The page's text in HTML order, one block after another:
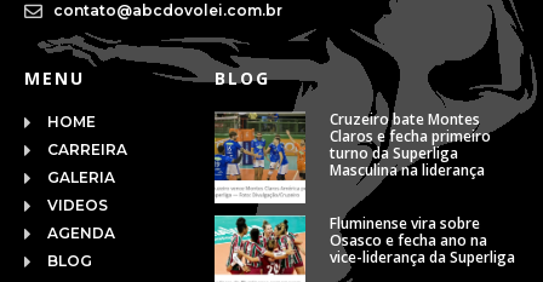
contato@abcdovolei.com.br
MENU
HOME
CARREIRA
GALERIA
VIDEOS
AGENDA
BLOG
BLOG
Cruzeiro bate Montes
Claros e fecha primeiro
turno da Superliga
Masculina na liderança
Fluminense vira sobre
Osasco e fecha ano na
vice-liderança da Superliga